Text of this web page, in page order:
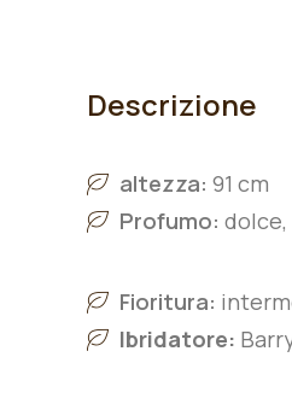
Descrizione
altezza: 91 cm
Profumo:
Fioritura:
Ibridatore: